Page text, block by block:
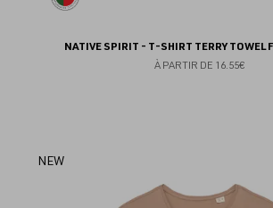
NATIVE SPIRIT - T-SHIRT TERRY TOWEL
À PARTIR DE 16.55€
NEW